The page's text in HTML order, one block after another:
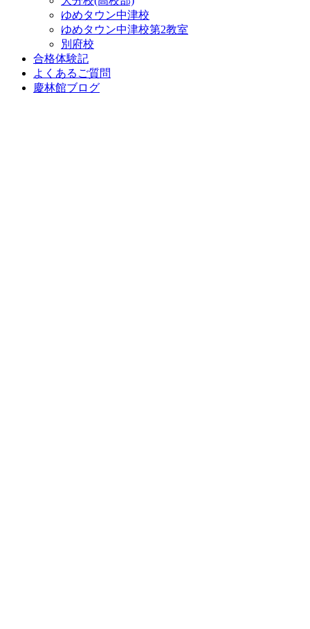
ゆめタウン中津校
ゆめタウン中津校第2教室
別府校
合格体験記
よくあるご質問
慶林館ブログ